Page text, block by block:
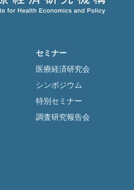
セミナー
医療経済研究会
シンポジウム
特別セミナー
調査研究報告会